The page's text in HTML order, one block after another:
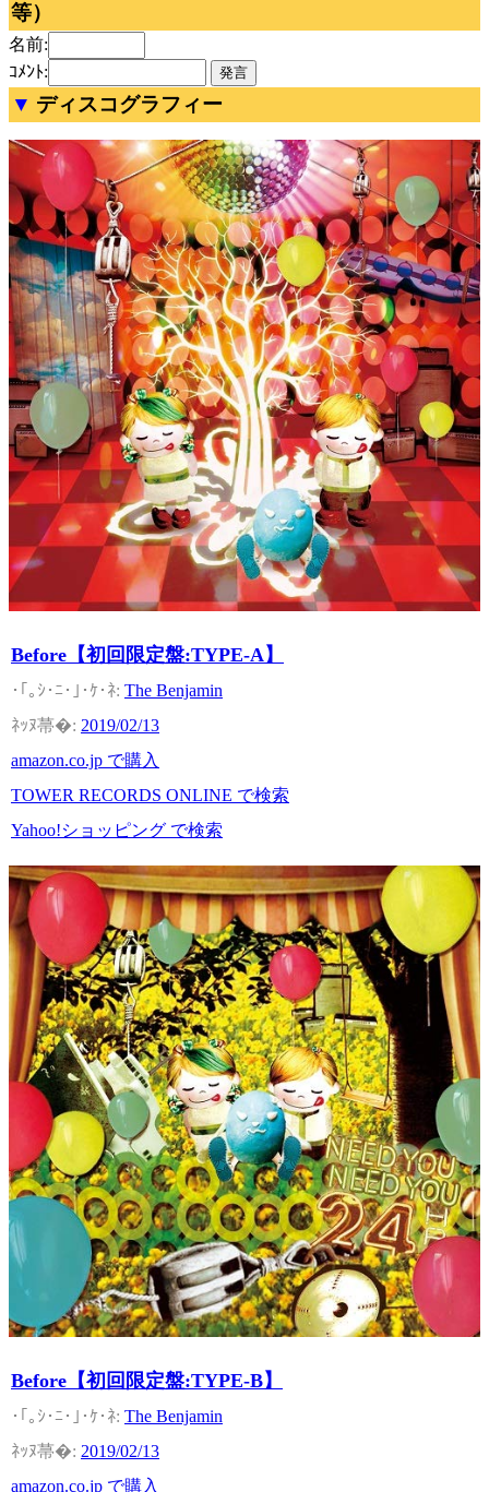
等）
名前:
ｺﾒﾝﾄ:
ディスコグラフィー
Before【初回限定盤:TYPE-A】
The Benjamin
2019/02/13
amazon.co.jp で購入
TOWER RECORDS ONLINE で検索
Yahoo!ショッピング で検索
Before【初回限定盤:TYPE-B】
The Benjamin
2019/02/13
amazon.co.jp で購入